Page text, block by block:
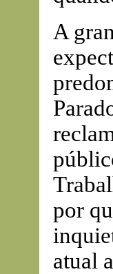
A
por
atual